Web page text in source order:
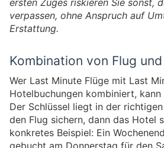
ersten Zuges riskieren Sie sonst,
verpassen, ohne Anspruch auf
Erstattung.
Kombination von Flug
Wer Last Minute Flüge mit Last
Hotelbuchungen kombiniert, kann
Der Schlüssel liegt in der
den Flug sichern, dann das Hotel
konkretes Beispiel: Ein